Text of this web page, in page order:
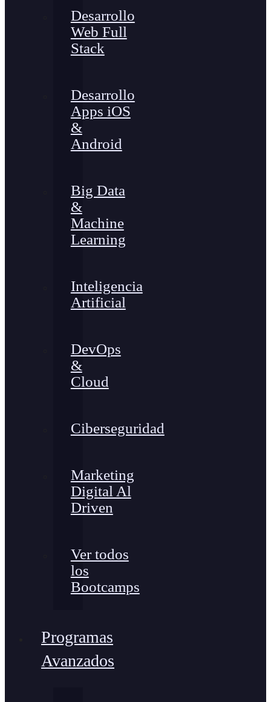
Desarrollo
Web Full
Stack
Desarrollo
Apps iOS
&
Android
Big Data
&
Machine
Learning
Inteligencia
Artificial
DevOps
&
Cloud
Ciberseguridad
Marketing
Digital Al
Driven
Ver todos
los
Bootcamps
Programas
Avanzados